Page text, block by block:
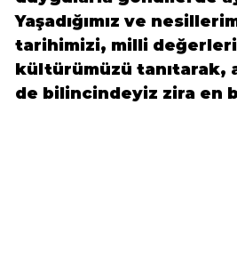
Yaşadığımız ve
tarihimizi, milli
kültürümüzü tanıtarak,
de bilincindeyiz zira en